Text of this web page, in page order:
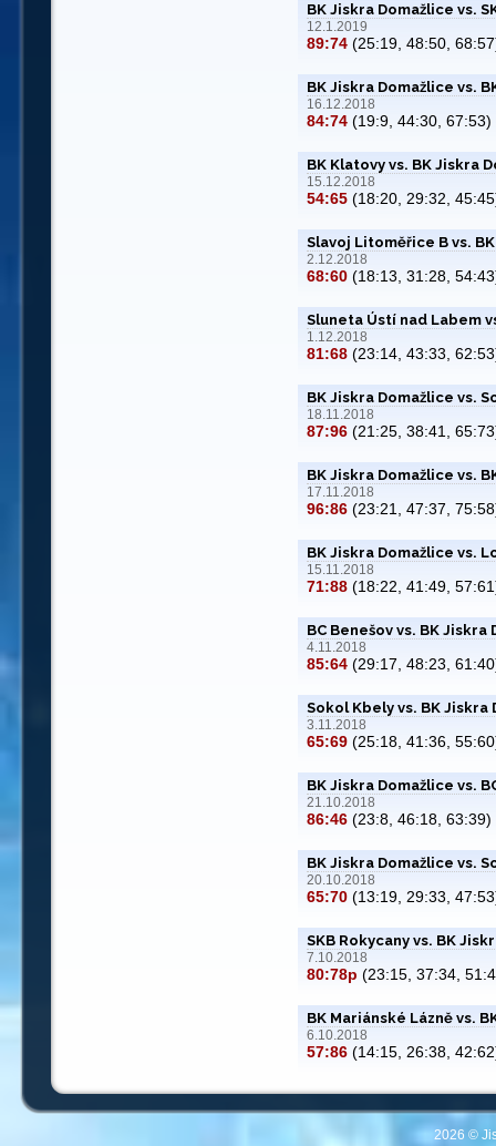
BK Jiskra Domažlice vs.
12.1.2019
89:74 (25:19, 48:50,
BK Jiskra Domažlice vs.
16.12.2018
84:74 (19:9, 44:30, 67:53)
BK Klatovy vs. BK Jiskra
15.12.2018
54:65 (18:20, 29:32,
Slavoj Litoměřice B vs.
2.12.2018
68:60 (18:13, 31:28,
Sluneta Ústí nad Labem
1.12.2018
81:68 (23:14, 43:33,
BK Jiskra Domažlice vs.
18.11.2018
87:96 (21:25, 38:41,
BK Jiskra Domažlice vs.
17.11.2018
96:86 (23:21, 47:37,
BK Jiskra Domažlice vs.
15.11.2018
71:88 (18:22, 41:49,
BC Benešov vs. BK Jiskra
4.11.2018
85:64 (29:17, 48:23,
Sokol Kbely vs. BK Jiskra
3.11.2018
65:69 (25:18, 41:36,
BK Jiskra Domažlice vs.
21.10.2018
86:46 (23:8, 46:18, 63:39)
BK Jiskra Domažlice vs.
20.10.2018
65:70 (13:19, 29:33,
SKB Rokycany vs. BK
7.10.2018
80:78p (23:15, 37:34,
BK Mariánské Lázně vs.
6.10.2018
57:86 (14:15, 26:38,
2026 ©